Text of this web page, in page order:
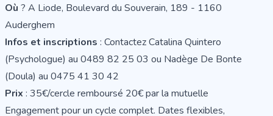
Où ? A Liode, Boulevard du Souverain, 189 - 1160
Auderghem
Infos et inscriptions : Contactez Catalina Quintero
(Psychologue) au 0489 82 25 03 ou Nadège De Bonte
(Doula) au 0475 41 30 42
Prix : 35€/cercle remboursé 20€ par la mutuelle
Engagement pour un cycle complet. Dates flexibles,